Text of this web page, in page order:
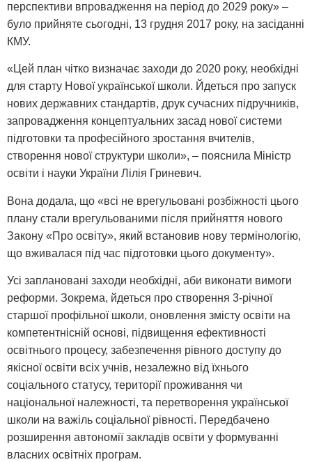
перспективи впровадження на період до 2029 року» –
було прийняте сьогодні, 13 грудня 2017 року, на засіданні
КМУ.
«Цей план чітко визначає заходи до 2020 року, необхідні
для старту Нової української школи. Йдеться про запуск
нових державних стандартів, друк сучасних підручників,
запровадження концептуальних засад нової системи
підготовки та професійного зростання вчителів,
створення нової структури школи», – пояснила Міністр
освіти і науки України Лілія Гриневич.
Вона додала, що «всі не врегульовані розбіжності цього
плану стали врегульованими після прийняття нового
Закону «Про освіту», який встановив нову термінологію,
що вживалася під час підготовки цього документу».
Усі заплановані заходи необхідні, аби виконати вимоги
реформи. Зокрема, йдеться про створення 3-річної
старшої профільної школи, оновлення змісту освіти на
компетентнісній основі, підвищення ефективності
освітнього процесу, забезпечення рівного доступу до
якісної освіти всіх учнів, незалежно від їхнього
соціального статусу, території проживання чи
національної належності, та перетворення української
школи на важіль соціальної рівності. Передбачено
розширення автономії закладів освіти у формуванні
власних освітніх програм.